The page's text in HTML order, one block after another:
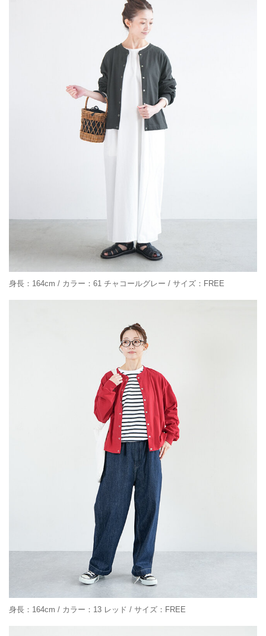
身長：164cm / カラー：61 チャコールグレー / サイズ：FREE
身長：164cm / カラー：13 レッド / サイズ：FREE